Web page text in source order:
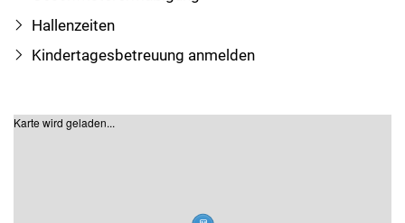
Hallenzeiten
Kindertagesbetreuung anmelden
Karte wird geladen...